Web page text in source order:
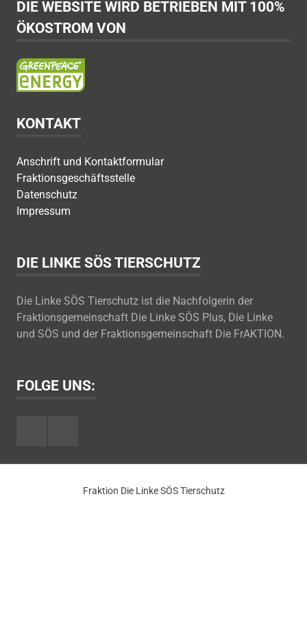
DIE WEBSITE WIRD BETRIEBEN MIT 100%
ÖKOSTROM VON
KONTAKT
Anschrift und Kontaktformular
Fraktionsgeschäftsstelle
Datenschutz
Impressum
DIE LINKE SÖS TIERSCHUTZ
Die Linke SÖS Tierschutz ist die Nachfolgerin der
Fraktionsgemeinschaft Die Linke SÖS Plus, Die Linke
und SÖS und der Fraktionsgemeinschaft Die FrAKTION.
FOLGE UNS:
Fraktion Die Linke SÖS Tierschutz